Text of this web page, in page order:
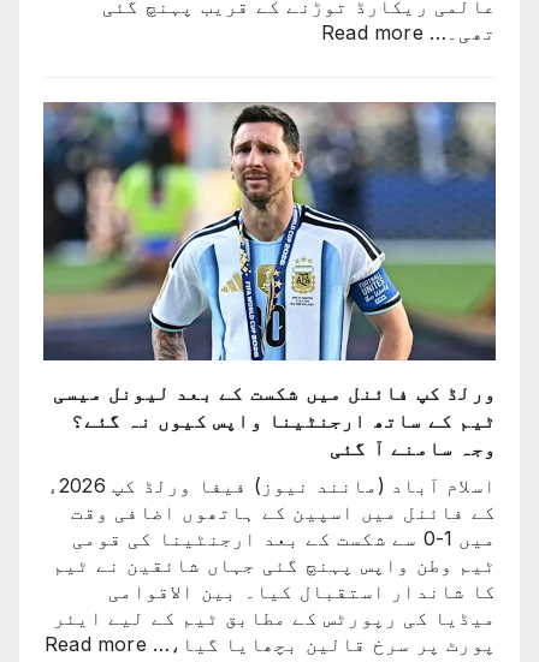
عالمی ریکارڈ توڑنے کے قریب پہنچ گئی
تھی۔… Read more
فیفا
ورلڈ
کپ
سے
باہر
نکالنے
کی
درخواست
پر
2
33
لاکھ
کے
دستخط
ورلڈ کپ فائنل میں شکست کے بعد لیونل میسی
ٹیم کے ساتھ ارجنٹینا واپس کیوں نہ گئے؟
وجہ سامنے آ گئی
اسلام آباد (مانند نیوز) فیفا ورلڈ کپ 2026ء
کے فائنل میں اسپین کے ہاتھوں اضافی وقت
میں 1-0 سے شکست کے بعد ارجنٹینا کی قومی
ٹیم وطن واپس پہنچ گئی جہاں شائقین نے ٹیم
کا شاندار استقبال کیا۔ بین الاقوامی
میڈیا کی رپورٹس کے مطابق ٹیم کے لیے ایئر
پورٹ پر سرخ قالین بچھایا گیا،… Read more